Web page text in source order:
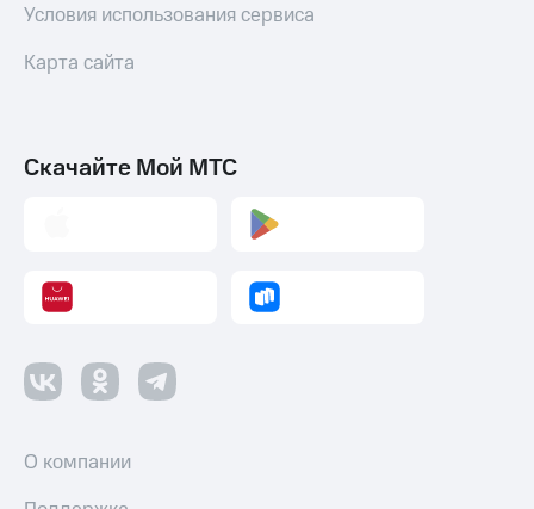
Условия использования сервиса
Карта сайта
Скачайте Мой МТС
О компании